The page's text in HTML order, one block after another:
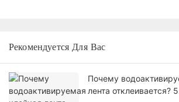
Рекомендуется Для Вас
Почему
лента отклеивается? 5